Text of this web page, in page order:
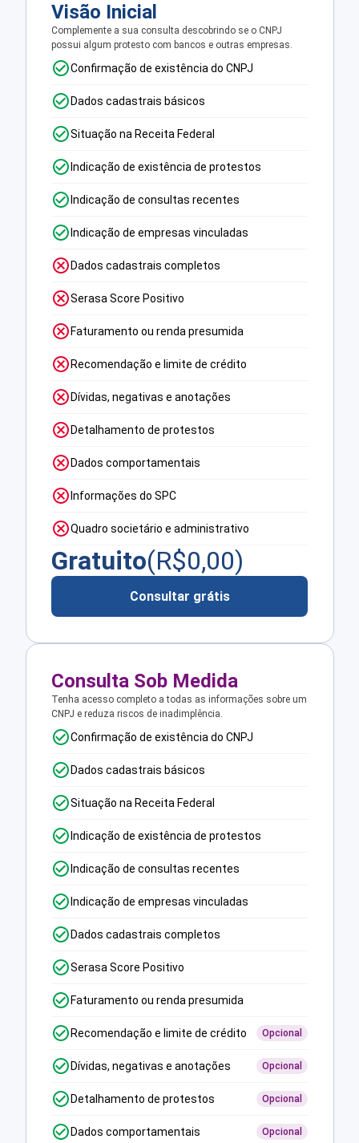
Visão Inicial
Complemente a sua consulta descobrindo se o CNPJ
possui algum protesto com bancos e outras empresas.
Confirmação de existência do CNPJ
Dados cadastrais básicos
Situação na Receita Federal
Indicação de existência de protestos
Indicação de consultas recentes
Indicação de empresas vinculadas
Dados cadastrais completos
Serasa Score Positivo
Faturamento ou renda presumida
Recomendação e limite de crédito
Dívidas, negativas e anotações
Detalhamento de protestos
Dados comportamentais
Informações do SPC
Quadro societário e administrativo
Gratuito(R$0,00)
Consultar grátis
Consulta Sob Medida
Tenha acesso completo a todas as informações sobre um
CNPJ e reduza riscos de inadimplência.
Confirmação de existência do CNPJ
Dados cadastrais básicos
Situação na Receita Federal
Indicação de existência de protestos
Indicação de consultas recentes
Indicação de empresas vinculadas
Dados cadastrais completos
Serasa Score Positivo
Faturamento ou renda presumida
Recomendação e limite de crédito Opcional
Dívidas, negativas e anotações Opcional
Detalhamento de protestos Opcional
Dados comportamentais Opcional